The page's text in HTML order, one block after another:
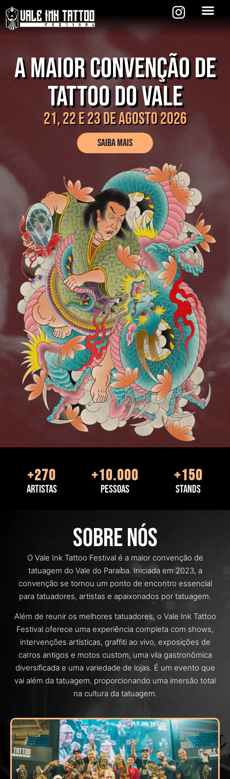
A Maior Convenção de
Tattoo do Vale
21, 22 e 23 de Agosto 2026
Saiba mais
+270
ARTISTAS
+10.000
PESSOAS
+150
STANDS
Sobre nós
O Vale Ink Tattoo Festival é a maior convenção de
tatuagem do Vale do Paraíba. Iniciada em 2023, a
convenção se tornou um ponto de encontro essencial
para tatuadores, artistas e apaixonados por tatuagem.
Além de reunir os melhores tatuadores, o Vale Ink Tattoo
Festival oferece uma experiência completa com shows,
intervenções artísticas, graffiti ao vivo, exposições de
carros antigos e motos custom, uma vila gastronômica
diversificada e uma variedade de lojas. É um evento que
vai além da tatuagem, proporcionando uma imersão total
na cultura da tatuagem.